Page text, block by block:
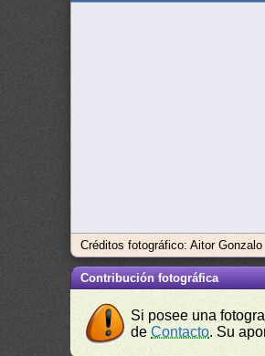
Créditos fotográfico: Aitor Gonzalo
Contribución fotográfica
Si posee una
deContacto. Su